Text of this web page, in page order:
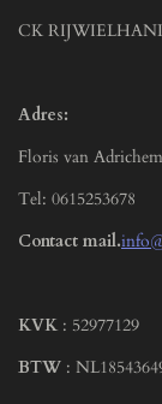
CK
Adres:
Floris van
Tel: 0615253678
Contact mail.
KVK : 52977129
BTW :